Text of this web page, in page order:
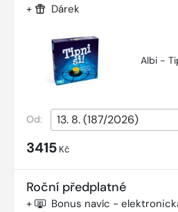
+ Dárek
Albi -
Od:
3415 Kč
Roční předplatné
+ Bonus navíc -